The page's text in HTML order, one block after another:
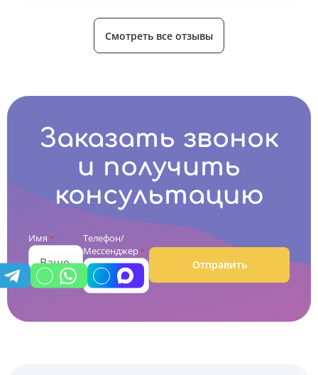
Смотреть все отзывы
Заказать звонок
и получить
консультацию
Имя *
Телефон/
Мессенджер *
Отправить